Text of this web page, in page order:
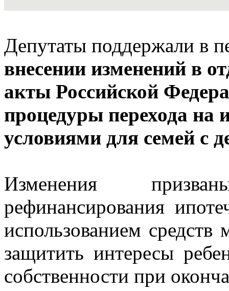
Депутаты поддержали в
внесении изменений в
акты Российской
процедуры перехода на
условиями для семей с
Изменения
рефинансирования
использованием средств
защитить интересы
собственности при